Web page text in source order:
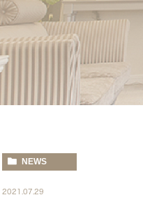
院内紹介
スタッフ紹介
NEWS
2021.07.29